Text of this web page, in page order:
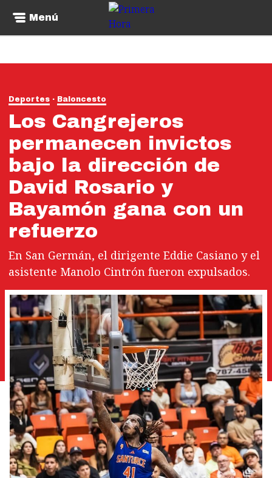
Menú
Deportes Baloncesto
Los Cangrejeros
permanecen invictos
bajo la dirección de
David Rosario y
Bayamón gana con un
refuerzo
En San Germán, el dirigente Eddie Casiano y el
asistente Manolo Cintrón fueron expulsados.